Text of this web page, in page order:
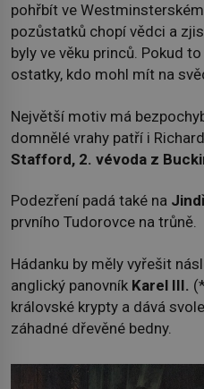
pohřbít ve
pozůstatků chopí vědci a
byly ve věku princů. Pokud
ostatky, kdo mohl mít na
Největší motiv má
domnělé vrahy patří i
Stafford, 2. vévoda z
Podezření padá také na
prvního Tudorovce na trůně.
Hádanku by měly vyřešit
anglický panovník Karel III.
královské krypty a dává
záhadné dřevěné bedny.